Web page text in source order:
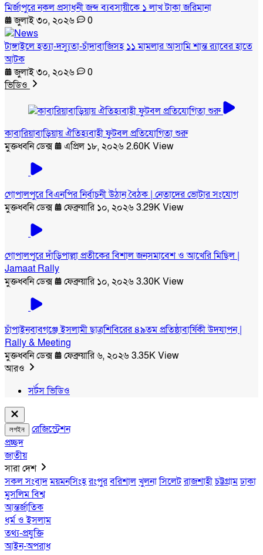
মির্জাপুরে নকল প্রসাধনী জব্দ ব্যবসায়ীকে ১ লাখ টাকা জরিমানা
জুলাই ৩০, ২০২৬
0
টাঙ্গাইলে হত্যা-দস্যুতা-চাঁদাবাজিসহ ১১ মামলার আসামি শান্ত র‍্যাবের হাতে
আটক
জুলাই ৩০, ২০২৬
0
ভিডিও
কাবারিয়াবাড়িয়ায় ঐতিহ্যবাহী ফুটবল প্রতিযোগিতা শুরু
মুক্তধ্বনি ডেক্স
এপ্রিল ১৮, ২০২৬2.60K View
গোপালপুরে বিএনপির নির্বাচনী উঠান বৈঠক | নেতাদের ভোটার সংযোগ
মুক্তধ্বনি ডেক্স
ফেব্রুয়ারি ১০, ২০২৬3.29K View
গোপালপুরে দাঁড়িপাল্লা প্রতীকের বিশাল জনসমাবেশ ও আখেরি মিছিল |
Jamaat Rally
মুক্তধ্বনি ডেক্স
ফেব্রুয়ারি ১০, ২০২৬3.30K View
চাঁপাইনবাবগঞ্জে ইসলামী ছাত্রশিবিরের ৪৯তম প্রতিষ্ঠাবার্ষিকী উদযাপন |
Rally & Meeting
মুক্তধ্বনি ডেক্স
ফেব্রুয়ারি ৬, ২০২৬3.35K View
আরও
সর্টস ভিডিও
লগইন
রেজিস্ট্রেশন
প্রচ্ছদ
জাতীয়
সারা দেশ
সকল সংবাদময়মনসিংহরংপুরবরিশালখুলনাসিলেটরাজশাহীচট্টগ্রামঢাকা
মুসলিম বিশ্ব
আন্তর্জাতিক
ধর্ম ও ইসলাম
তথ্য-প্রযুক্তি
আইন-অপরাধ